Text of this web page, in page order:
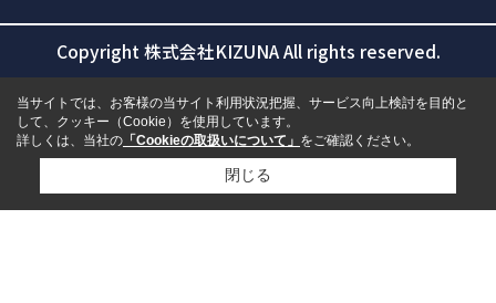
Copyright 株式会社KIZUNA All rights reserved.
当サイトでは、お客様の当サイト利用状況把握、サービス向上検討を目的と
して、クッキー（Cookie）を使用しています。
詳しくは、当社の 「Cookieの取扱いについて」 をご確認ください。
閉じる